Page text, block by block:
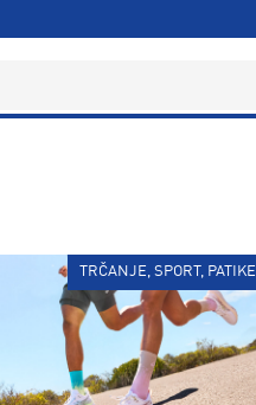
TRČANJE, SPORT, PATIKE